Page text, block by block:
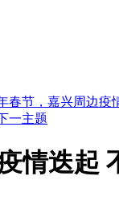
春节，嘉兴周边疫
情迭起